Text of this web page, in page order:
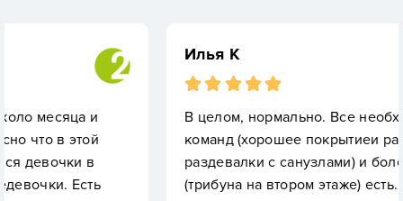
Илья К
В целом, нормально. Все необходимое для
команд (хорошее покрытиеи разметка на
раздевалки с санузлами) и болельщиков
(трибуна на втором этаже) есть. Немного не